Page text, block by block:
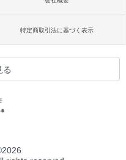
特定商取引法に基づく表示
る
2026